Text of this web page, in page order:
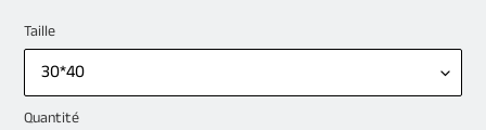
Taille
Quantité